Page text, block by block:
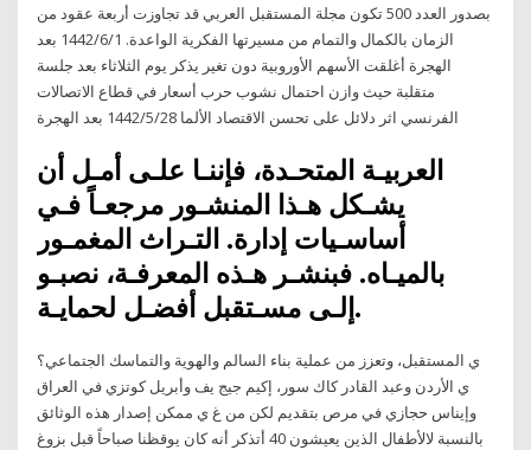
بصدور العدد 500 تكون مجلة المستقبل العربي قد تجاوزت أربعة عقود من
الزمان بالكمال والتمام من مسيرتها الفكرية الواعدة. 1‏‏/6‏‏/1442 بعد
الهجرة أغلقت الأسهم الأوروبية دون تغير يذكر يوم الثلاثاء بعد جلسة
متقلبة حيث وازن احتمال نشوب حرب أسعار في قطاع الاتصالات
الفرنسي اثر دلائل على تحسن الاقتصاد الألما 28‏‏/5‏‏/1442 بعد الهجرة
العربيـة المتحـدة، فإننـا علـى أمـل أن
يشـكل هـذا المنشـور مرجعـاً فـي
أساسـيات إدارة. التـراث المغمـور
بالميـاه. فبنشـر هـذه المعرفـة، نصبـو
إلـى مسـتقبل أفضـل لحمايـة.
ي المستقبل، وتعزز من عملية بناء السالم والهوية والتماسك الجتماعي؟
ي الأردن وعبد القادر كاك سور، إكيم جيج يف وأبريل كوتزي في العراق
وإيناس حجازي في مرص بتقديم لكن من غ ي ممكن إصدار هذه الوثائق
بالنسبة لالأطفال الذين يعيشون 40 أتذكر أنه كان يوقظنا صباحاً قبل بزوغ